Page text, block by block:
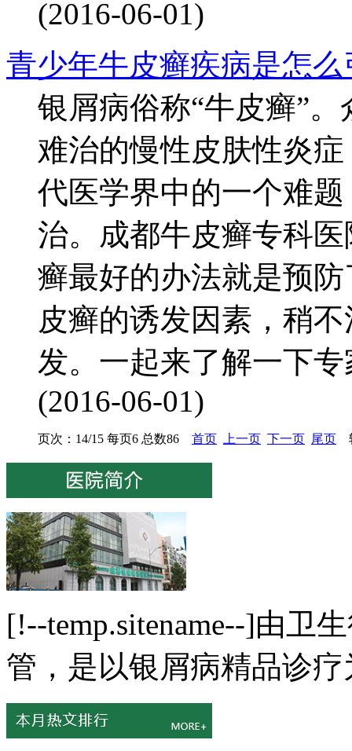
(2016-06-01)
青少年牛皮癣疾病是怎么
银屑病俗称“牛皮癣”
难治的慢性皮肤性炎
代医学界中的一个难
治。成都牛皮癣专科
癣最好的办法就是预
皮癣的诱发因素，稍
发。一起来了解一下
(2016-06-01)
页次：14/15 每页6 总数86 首页 上一页 下一页 尾页
[!--temp.sitename--]由卫
管，是以银屑病精品诊